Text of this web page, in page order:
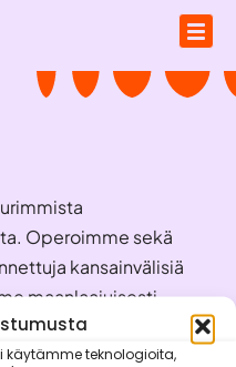
käytämme teknologioita,
Operoimme sekä
kansainvälisiä
maanlaajuisesti